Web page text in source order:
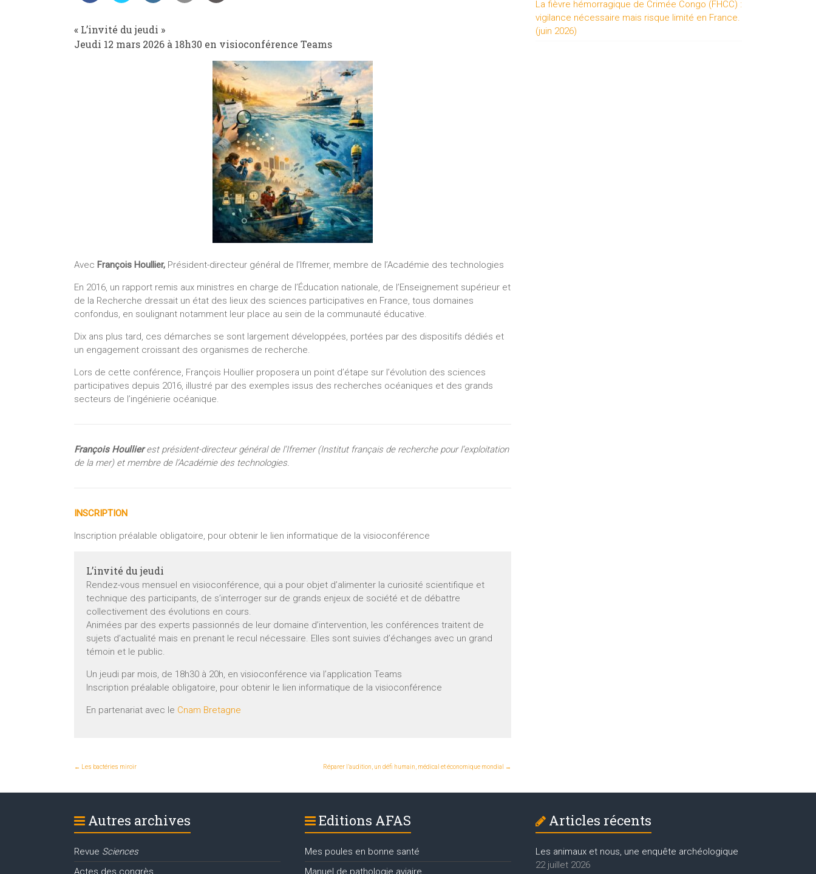
« L’invité du jeudi »
Jeudi 12 mars 2026 à 18h30 en visioconférence Teams
Avec François Houllier, Président-directeur général de l’Ifremer, membre de l’Académie des technologies
En 2016, un rapport remis aux ministres en charge de l’Éducation nationale, de l’Enseignement supérieur et
de la Recherche dressait un état des lieux des sciences participatives en France, tous domaines
confondus, en soulignant notamment leur place au sein de la communauté éducative.
Dix ans plus tard, ces démarches se sont largement développées, portées par des dispositifs dédiés et
un engagement croissant des organismes de recherche.
Lors de cette conférence, François Houllier proposera un point d’étape sur l’évolution des sciences
participatives depuis 2016, illustré par des exemples issus des recherches océaniques et des grands
secteurs de l’ingénierie océanique.
François Houllierest président-directeur général de l’Ifremer (Institut français de recherche pour l’exploitation
de la mer) et membre de l’Académie des technologies.
INSCRIPTION
Inscription préalable obligatoire, pour obtenir le lien informatique de la visioconférence
L’invité du jeudi
Rendez-vous mensuel en visioconférence, qui a pour objet d’alimenter la curiosité scientifique et
technique des participants, de s’interroger sur de grands enjeux de société et de débattre
collectivement des évolutions en cours.
Animées par des experts passionnés de leur domaine d’intervention, les conférences traitent de
sujets d’actualité mais en prenant le recul nécessaire. Elles sont suivies d’échanges avec un grand
témoin et le public.
Un jeudi par mois, de 18h30 à 20h, en visioconférence via l’application Teams
Inscription préalable obligatoire, pour obtenir le lien informatique de la visioconférence
En partenariat avec le Cnam Bretagne
← Les bactéries miroir Réparer l’audition, un défi humain, médical et économique mondial →
La fièvre hémorragique de Crimée Congo (FHCC) :
vigilance nécessaire mais risque limité en France.
(juin 2026)
Autres archives
Revue Sciences
Actes des congrès
Editions AFAS
Mes poules en bonne santé
Manuel de pathologie aviaire
Articles récents
Les animaux et nous, une enquête archéologique
22 juillet 2026